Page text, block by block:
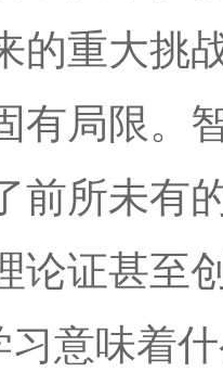
的重大挑
有局限。
前所未有
论证甚至
习意味着